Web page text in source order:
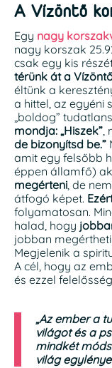
A Vízöntő
Egy nagy
nagy korszak
csak egy kis
térünk át a
éltünk a
a hittel, az egyéni
„boldog”
mondja: „Hiszek”,
de bizonyítsd be.”
amit egy felsőbb
éppen államfő)
megérteni, de
átfogó képet.
folyamatosan.
halad, hogy
jobban
Megjelenik a
A cél, hogy az
és ezzel
„Az ember a
világot és a
mindkét
világ